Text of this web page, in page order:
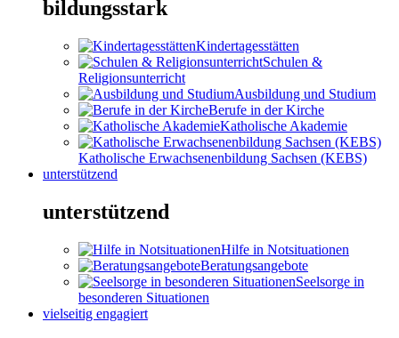
bildungsstark
Kindertagesstätten
Schulen &
Religionsunterricht
Ausbildung und Studium
Berufe in der Kirche
Katholische Akademie
Katholische Erwachsenenbildung Sachsen (KEBS)
unterstützend
unterstützend
Hilfe in Notsituationen
Beratungsangebote
Seelsorge in
besonderen Situationen
vielseitig engagiert